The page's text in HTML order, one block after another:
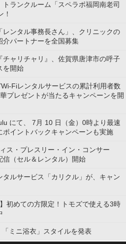
トランクルーム「スペラボ福岡南老司
！
レンタル事務長さん」、クリニックの
介パートナーを全国募集
チャリチャリ』、佐賀県唐津市の呼子
を開始
Fiレンタルサービスの累計利用者数
プレゼントが当たるキャンペーンを開
にて、 7⽉ 10 ⽇（金）0時より最速
ポイントバックキャンペーンも実施
ス・プレスリー・イン・コンサー
信（セル＆レンタル）開始
タルサービス「カリクル」が、キャン
初めての方限定！トモズで使える3時
ミニ浴衣」スタイルを発表